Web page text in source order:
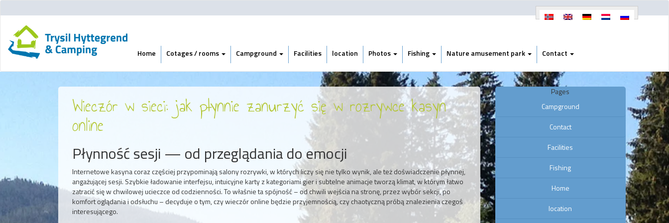
Home Cotages / rooms Campground Facilities location Photos Fishing Nature amusement park Contact
Wieczór w sieci: jak płynnie zanurzyć się w rozrywce kasyn
online
Płynność sesji — od przeglądania do emocji
Internetowe kasyna coraz częściej przypominają salony rozrywki, w których liczy się nie tylko wynik, ale też doświadczenie płynnej,
angażującej sesji. Szybkie ładowanie interfejsu, intuicyjne karty z kategoriami gier i subtelne animacje tworzą klimat, w którym łatwo
zatracić się w chwilowej ucieczce od codzienności. To właśnie ta spójność – od chwili wejścia na stronę, przez wybór sekcji, po
komfort oglądania i odsłuchu – decyduje o tym, czy wieczór online będzie przyjemnością, czy chaotyczną próbą znalezienia czegoś
interesującego.
Pages
Campground
Contact
Facilities
Fishing
Home
location